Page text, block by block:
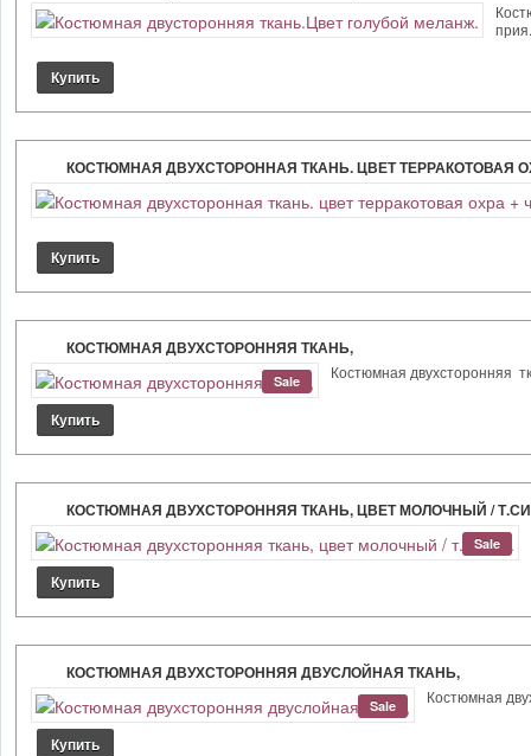
КОСТЮМНАЯ ДВУХСТОРОННАЯ ТКАНЬ. ЦВЕТ ТЕРРАКОТОВАЯ
КОСТЮМНАЯ ДВУХСТОРОННЯЯ ТКАНЬ,
Sale Костюмная двухсторонняя
КОСТЮМНАЯ ДВУХСТОРОННЯЯ ТКАНЬ, ЦВЕТ МОЛОЧНЫЙ /
Sale
КОСТЮМНАЯ ДВУХСТОРОННЯЯ ДВУСЛОЙНАЯ ТКАНЬ,
Sale Костюмная